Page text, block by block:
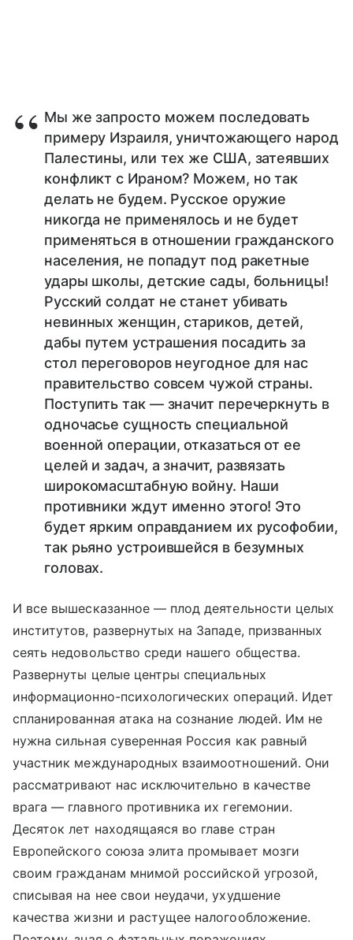
Мы же запросто можем последовать
примеру Израиля, уничтожающего народ
Палестины, или тех же США, затеявших
конфликт с Ираном? Можем, но так
делать не будем. Русское оружие
никогда не применялось и не будет
применяться в отношении гражданского
населения, не попадут под ракетные
удары школы, детские сады, больницы!
Русский солдат не станет убивать
невинных женщин, стариков, детей,
дабы путем устрашения посадить за
стол переговоров неугодное для нас
правительство совсем чужой страны.
Поступить так — значит перечеркнуть в
одночасье сущность специальной
военной операции, отказаться от ее
целей и задач, а значит, развязать
широкомасштабную войну. Наши
противники ждут именно этого! Это
будет ярким оправданием их русофобии,
так рьяно устроившейся в безумных
головах.
И все вышесказанное — плод деятельности целых
институтов, развернутых на Западе, призванных
сеять недовольство среди нашего общества.
Развернуты целые центры специальных
информационно-психологических операций. Идет
спланированная атака на сознание людей. Им не
нужна сильная суверенная Россия как равный
участник международных взаимоотношений. Они
рассматривают нас исключительно в качестве
врага — главного противника их гегемонии.
Десяток лет находящаяся во главе стран
Европейского союза элита промывает мозги
своим гражданам мнимой российской угрозой,
списывая на нее свои неудачи, ухудшение
качества жизни и растущее налогообложение.